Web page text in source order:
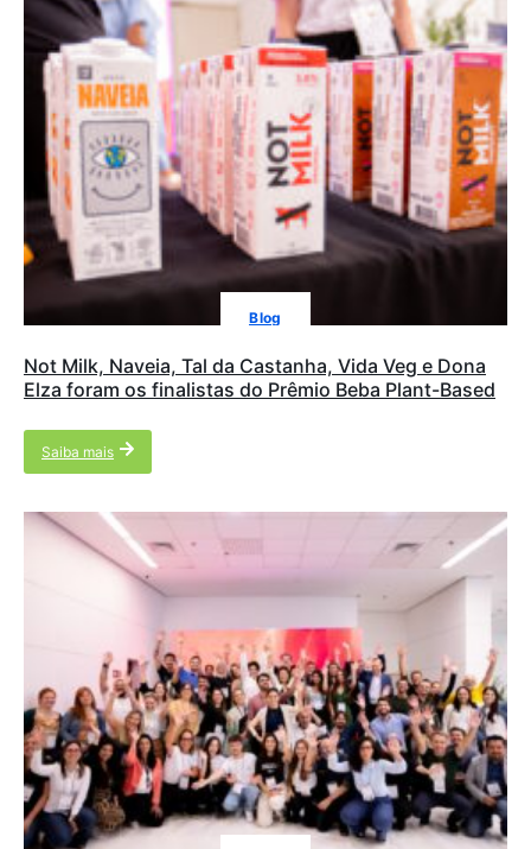
Blog
Not Milk, Naveia, Tal da Castanha, Vida Veg e Dona
Elza foram os finalistas do Prêmio Beba Plant-Based
Saiba mais